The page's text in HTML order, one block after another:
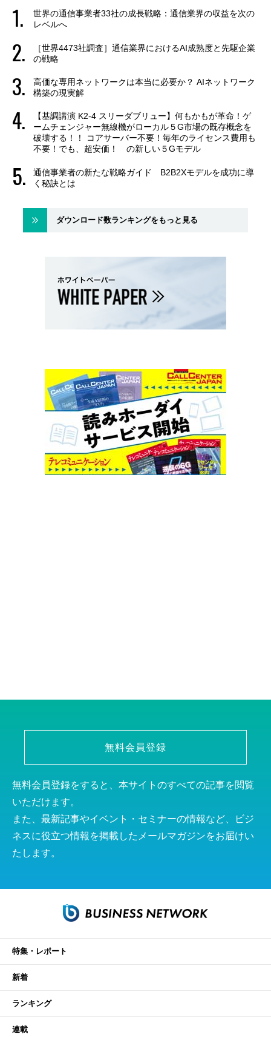
世界の通信事業者33社の成長戦略：通信業界の収益を次の
レベルへ
［世界4473社調査］通信業界におけるAI成熟度と先駆企業
の戦略
高価な専用ネットワークは本当に必要か？ AIネットワーク
構築の現実解
【基調講演 K2-4 スリーダブリュー】何もかもが革命！ゲ
ームチェンジャー無線機がローカル５G市場の既存概念を
破壊する！！ コアサーバー不要！毎年のライセンス費用も
不要！でも、超安価！ の新しい５Gモデル
通信事業者の新たな戦略ガイド B2B2Xモデルを成功に導
く秘訣とは
ダウンロード数ランキングをもっと見る
無料会員登録
無料会員登録をすると、本サイトのすべての記事を閲覧
いただけます。
また、最新記事やイベント・セミナーの情報など、ビジ
ネスに役立つ情報を掲載したメールマガジンをお届けい
たします。
特集・レポート
新着
ランキング
連載